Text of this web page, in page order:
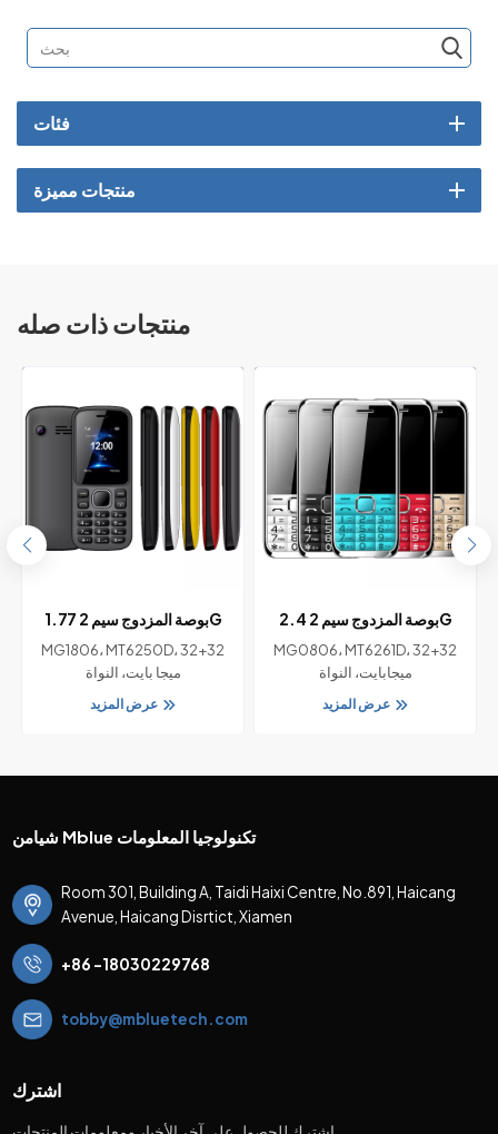
فئات
منتجات مميزة
منتجات ذات صله
1.77 بوصة المزدوج سيم 2G
GSM ميزة الهاتف مع شرائح
MT6250D
MG1806، MT6250D، 32+32
ميجا بايت، النواة
عرض المزيد
2.4 بوصة المزدوج سيم 2G
GSM بار ميزة الهاتف مع شرائح
MT6261D
MG0806، MT6261D، 32+32
ميجابايت، النواة
عرض المزيد
شيامن Mblue تكنولوجيا المعلومات
Room 301, Building A, Taidi Haixi Centre, No.891, Haicang
Avenue, Haicang Disrtict, Xiamen
+86 -18030229768
tobby@mbluetech.com
اشترك